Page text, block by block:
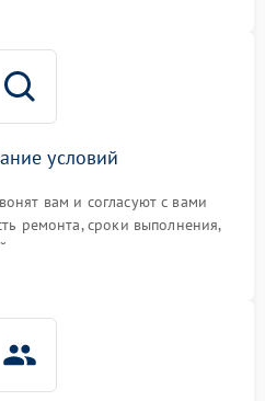
условий
вам и согласуют с вами
ремонта, сроки выполнения,
условия